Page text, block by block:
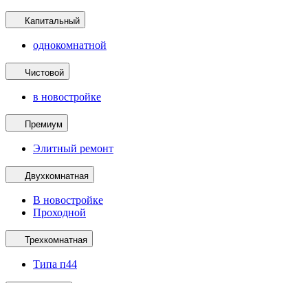
Капитальный
однокомнатной
Чистовой
в новостройке
Премиум
Элитный ремонт
Двухкомнатная
В новостройке
Проходной
Трехкомнатная
Типа п44